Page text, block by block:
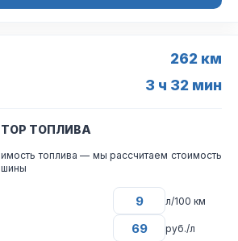
262 км
3 ч 32 мин
ТОПЛИВА
топлива — мы рассчитаем стоимость
л/100 км
руб./л